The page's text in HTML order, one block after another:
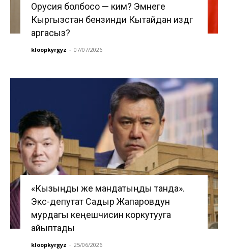
Орусия болбосо — ким? Эмнеге
Кыргызстан бензинди Кытайдан издөөгө
аргасыз?
kloopkyrgyz - 07/07/2026
«Кызыңды же мандатыңды танда».
Экс-депутат Садыр Жапаровдун
мурдагы кеңешчисин коркутууга
айыптады
kloopkyrgyz - 25/06/2026